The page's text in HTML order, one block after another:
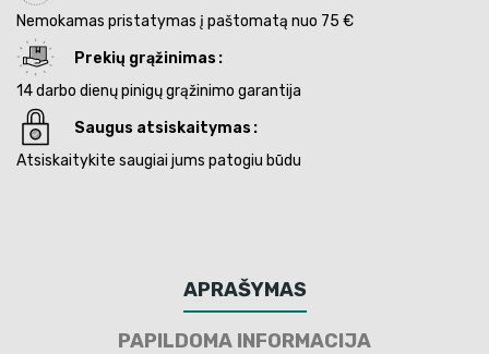
Nemokamas pristatymas į paštomatą nuo 75 €
Prekių grąžinimas
14 darbo dienų pinigų grąžinimo garantija
Saugus atsiskaitymas
Atsiskaitykite saugiai jums patogiu būdu
APRAŠYMAS
PAPILDOMA INFORMACIJA